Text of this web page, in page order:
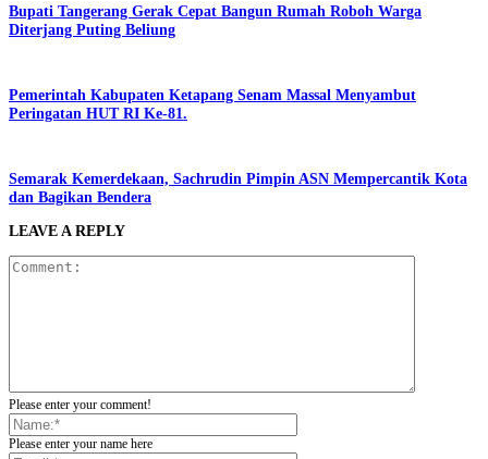
Bupati Tangerang Gerak Cepat Bangun Rumah Roboh Warga
Diterjang Puting Beliung
Pemerintah Kabupaten Ketapang Senam Massal Menyambut
Peringatan HUT RI Ke-81.
Semarak Kemerdekaan, Sachrudin Pimpin ASN Mempercantik Kota
dan Bagikan Bendera
LEAVE A REPLY
Please enter your comment!
Please enter your name here